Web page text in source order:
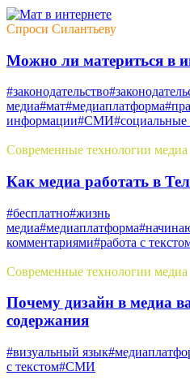
Спроси Силантьеву
Можно ли материться в
#законодательство
медиа#мат#медиаплатформа
информации#СМИ#социальные
Современные технологии медиа
Как медиа работать в
#бесплатно#жизнь
медиа#медиаплатформа
комментариями#работа с
Современные технологии медиа
Почему дизайн в медиа
содержания
#визуальный язык
с текстом#СМИ